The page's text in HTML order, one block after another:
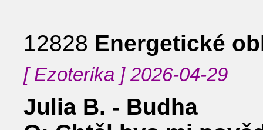
12828 Energetické
[ Ezoterika ] 2026-04-29
Julia B. - Budha